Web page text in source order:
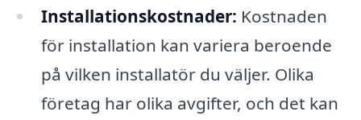
Installationskostnader: Kostnaden
för installation kan variera beroende
på vilken installatör du väljer. Olika
företag har olika avgifter, och det kan